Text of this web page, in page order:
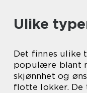
Ulike
Det finnes ulike
populære blant
skjønnhet og
flotte lokker. De